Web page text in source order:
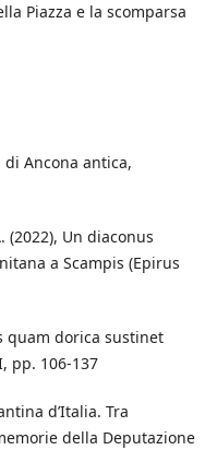
Piazza e la scomparsa
di Ancona antica,
(2022), Un diaconus
a Scampis (Epirus
quam dorica sustinet
pp. 106-137
d’Italia. Tra
della Deputazione